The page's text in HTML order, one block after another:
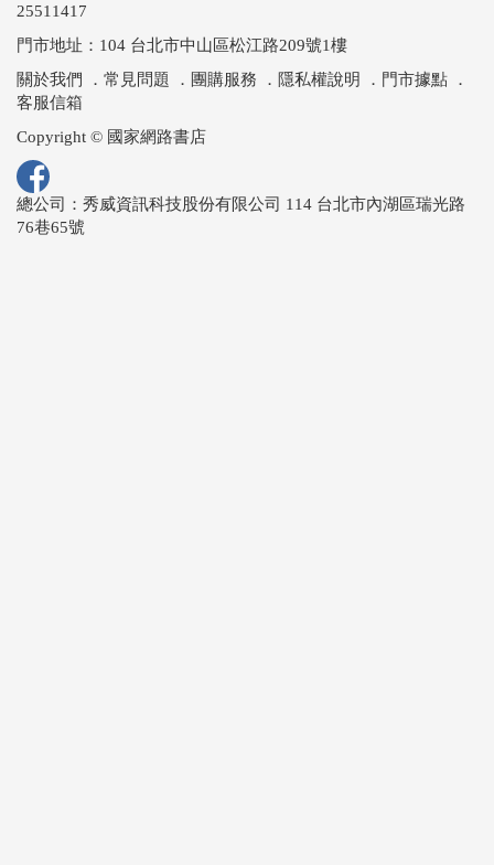
25511417
門市地址：104 台北市中山區松江路209號1樓
關於我們 ． 常見問題 ． 團購服務 ． 隱私權說明 ． 門市據點 ．
客服信箱
Copyright © 國家網路書店
總公司：秀威資訊科技股份有限公司 114 台北市內湖區瑞光路
76巷65號